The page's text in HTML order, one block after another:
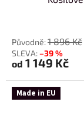
1 896 Kč
–39 %
od 1 149 Kč
Made in EU